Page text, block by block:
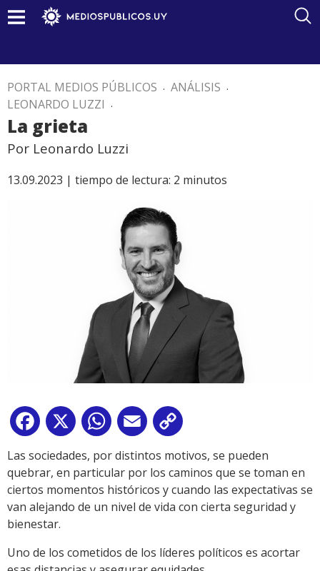
PORTAL MEDIOS PÚBLICOS . ANÁLISIS .
LEONARDO LUZZI .
La grieta
Por Leonardo Luzzi
13.09.2023 | tiempo de lectura: 2 minutos
Facebook
X WhatsApp
Email
Link
Las sociedades, por distintos motivos, se pueden
quebrar, en particular por los caminos que se toman en
ciertos momentos históricos y cuando las expectativas se
van alejando de un nivel de vida con cierta seguridad y
bienestar.
Uno de los cometidos de los líderes políticos es acortar